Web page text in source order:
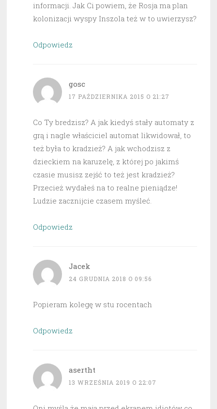
informacji. Jak Ci powiem, że Rosja ma plan
kolonizacji wyspy Inszola też w to uwierzysz?
Odpowiedz
gosc
17 PAŹDZIERNIKA 2015 O 21:27
Co Ty bredzisz? A jak kiedyś stały automaty z
grą i nagle właściciel automat likwidował, to
też była to kradzież? A jak wchodzisz z
dzieckiem na karuzelę, z której po jakimś
czasie musisz zejść to też jest kradzież?
Przecież wydałeś na to realne pieniądze!
Ludzie zacznijcie czasem myśleć.
Odpowiedz
Jacek
24 GRUDNIA 2018 O 09:56
Popieram kolegę w stu rocentach
Odpowiedz
asertht
13 WRZEŚNIA 2019 O 22:07